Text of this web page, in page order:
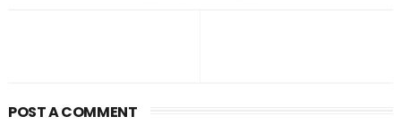
POST A COMMENT